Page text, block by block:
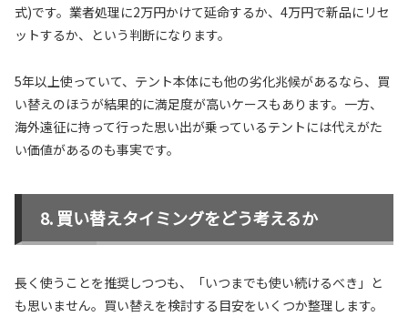
式)です。業者処理に2万円かけて延命するか、4万円で新品にリセ
ットするか、という判断になります。
5年以上使っていて、テント本体にも他の劣化兆候があるなら、買
い替えのほうが結果的に満足度が高いケースもあります。一方、
海外遠征に持って行った思い出が乗っているテントには代えがた
い価値があるのも事実です。
買い替えタイミングをどう考えるか
長く使うことを推奨しつつも、「いつまでも使い続けるべき」と
も思いません。買い替えを検討する目安をいくつか整理します。